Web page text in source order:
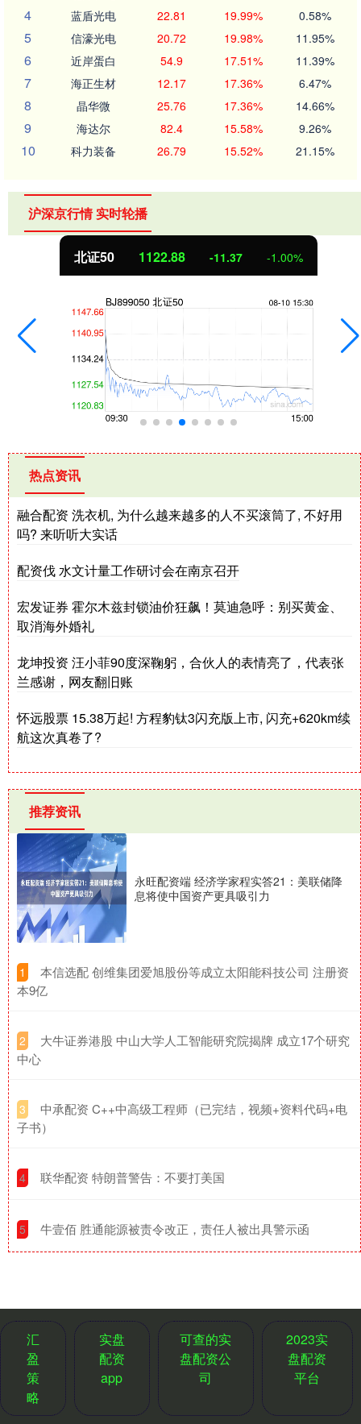
4 蓝盾光电 22.81 19.99% 0.58%
5 信濠光电 20.72 19.98% 11.95%
6 近岸蛋白 54.9 17.51% 11.39%
7 海正生材 12.17 17.36% 6.47%
8 晶华微 25.76 17.36% 14.66%
9 海达尔 82.4 15.58% 9.26%
10 科力装备 26.79 15.52% 21.15%
沪深京行情 实时轮播
北证50 1122.88 -11.37 -1.00%
热点资讯
融合配资 洗衣机, 为什么越来越多的人不买滚筒了, 不好用
吗? 来听听大实话
配资伐 水文计量工作研讨会在南京召开
宏发证券 霍尔木兹封锁油价狂飙！莫迪急呼：别买黄金、
取消海外婚礼
龙坤投资 汪小菲90度深鞠躬，合伙人的表情亮了，代表张
兰感谢，网友翻旧账
怀远股票 15.38万起! 方程豹钛3闪充版上市, 闪充+620km续
航这次真卷了?
推荐资讯
永旺配资端 经济学家程实答21：美联储降
息将使中国资产更具吸引力
1
​本信选配 创维集团爱旭股份等成立太阳能科技公司 注册资
本9亿
2
​大牛证券港股 中山大学人工智能研究院揭牌 成立17个研究
中心
3
​中承配资 C++中高级工程师（已完结，视频+资料代码+电
子书）
4 ​联华配资 特朗普警告：不要打美国
5 ​牛壹佰 胜通能源被责令改正，责任人被出具警示函
汇
盈
策
略
实盘
配资
app
可查的实
盘配资公
司
2023实
盘配资
平台